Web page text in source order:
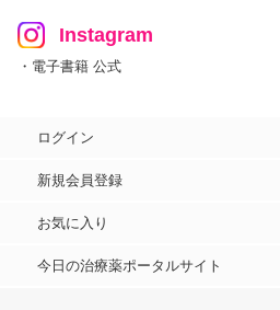
Instagram
・電子書籍 公式
ログイン
新規会員登録
お気に入り
今日の治療薬ポータルサイト